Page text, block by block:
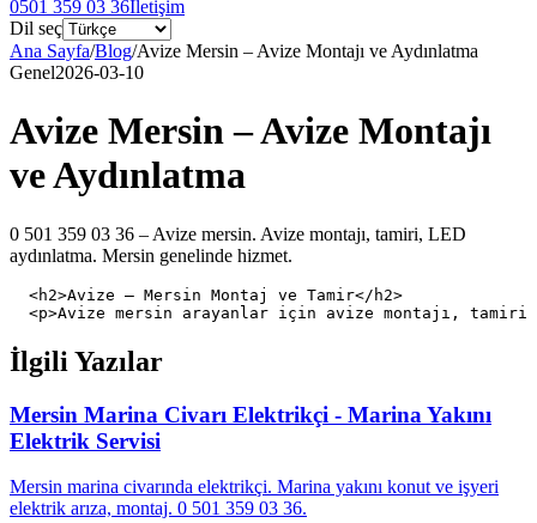
0501 359 03 36İletişim
Dil seç
Ana Sayfa/Blog/Avize Mersin – Avize Montajı ve Aydınlatma
Genel2026-03-10
Avize Mersin – Avize Montajı
ve Aydınlatma
0 501 359 03 36 – Avize mersin. Avize montajı, tamiri, LED
aydınlatma. Mersin genelinde hizmet.
  <h2>Avize – Mersin Montaj ve Tamir</h2>
İlgili Yazılar
Mersin Marina Civarı Elektrikçi - Marina Yakını
Elektrik Servisi
Mersin marina civarında elektrikçi. Marina yakını konut ve işyeri
elektrik arıza, montaj. 0 501 359 03 36.